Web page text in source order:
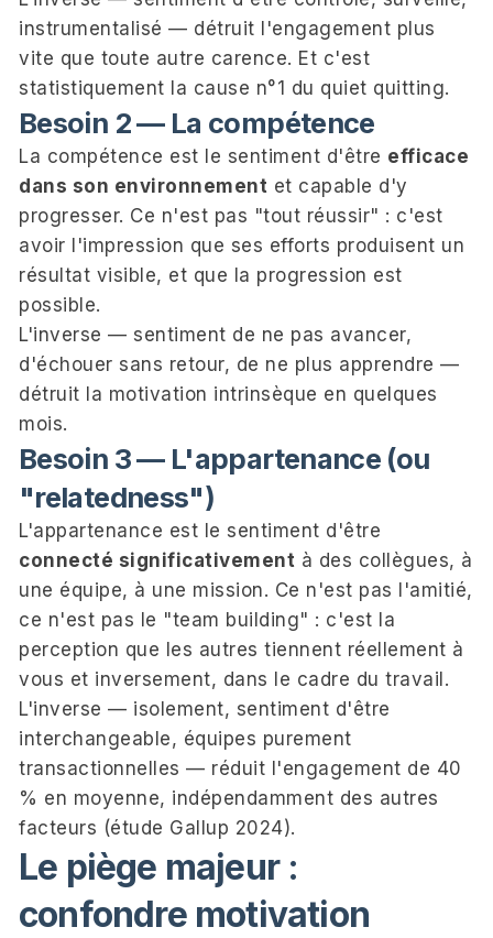
instrumentalisé — détruit l'engagement plus
vite que toute autre carence. Et c'est
statistiquement la cause n°1 du quiet quitting.
Besoin 2 — La compétence
La compétence est le sentiment d'être efficace
dans son environnement et capable d'y
progresser. Ce n'est pas "tout réussir" : c'est
avoir l'impression que ses efforts produisent un
résultat visible, et que la progression est
possible.
L'inverse — sentiment de ne pas avancer,
d'échouer sans retour, de ne plus apprendre —
détruit la motivation intrinsèque en quelques
mois.
Besoin 3 — L'appartenance (ou
"relatedness")
L'appartenance est le sentiment d'être
connecté significativement à des collègues, à
une équipe, à une mission. Ce n'est pas l'amitié,
ce n'est pas le "team building" : c'est la
perception que les autres tiennent réellement à
vous et inversement, dans le cadre du travail.
L'inverse — isolement, sentiment d'être
interchangeable, équipes purement
transactionnelles — réduit l'engagement de 40
% en moyenne, indépendamment des autres
facteurs (étude Gallup 2024).
Le piège majeur :
confondre motivation